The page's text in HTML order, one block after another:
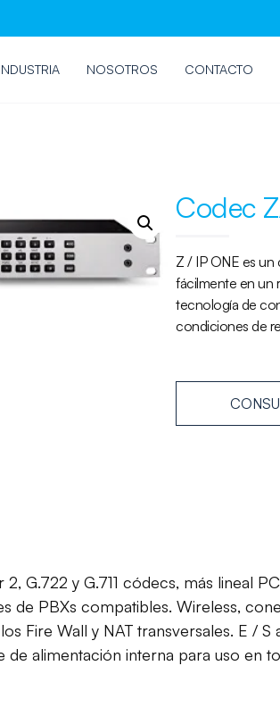
INDUSTRIA NOSOTROS CONTACTO
Codec
Z / IP ONE es un
fácilmente en un
tecnología de
condiciones de
G.722 y G.711 códecs, más lineal
de PBXs compatibles. Wireless,
Fire Wall y NAT transversales. E /
alimentación interna para uso en